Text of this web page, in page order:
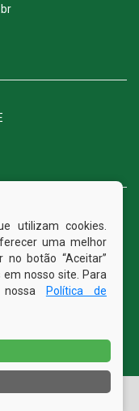
Nazaré da Mata |
utilizam cookies.
uma melhor
no botão “Aceitar”
nosso site. Para
nossa
Política de